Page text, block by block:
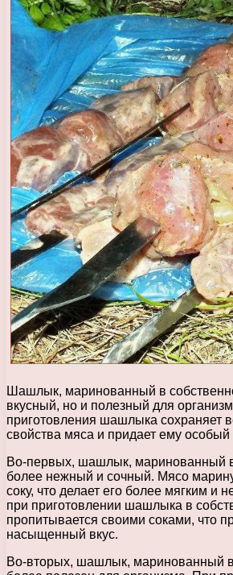
Шашлык, маринованный в
вкусный, но и полезный для
приготовления шашлыка сохраняет
свойства мяса и придает ему особый
Во-первых, шашлык, маринованный в
более нежный и сочный. Мясо
соку, что делает его более мягким и
при приготовлении шашлыка в
пропитывается своими соками, что
насыщенный вкус.
Во-вторых, шашлык, маринованный в